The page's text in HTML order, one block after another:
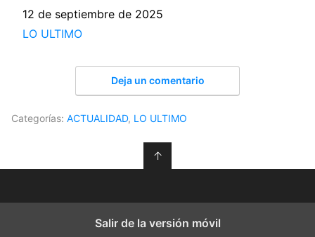
Fecha
12 de septiembre de 2025
Respecto a
LO ULTIMO
Deja un comentario
Categorías: ACTUALIDAD, LO ULTIMO
↑
Salir de la versión móvil